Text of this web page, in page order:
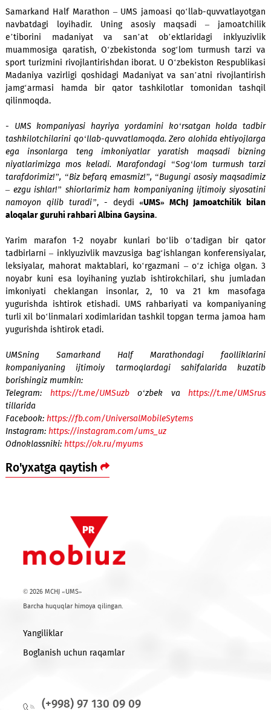
saytlariga bepul kirish imkoniyati paydo bo‘ldi. UMS Khan
O‘zbek ta’lim platformasining yirik hamkorlaridan biridir.
tashqari, ijtimoiy himoyaga muhtoj insonlar va faxriylar
tariflar amal qilmoqda.
Samarkand Half Marathon – UMS jamoasi qo‘llab-
navbatdagi loyihadir. Uning asosiy maqsadi –
muammosiga qaratish, O‘zbekistonda sog‘lom turmush
sport turizmini rivojlantirishdan iborat. U O‘zbekiston
Madaniya vazirligi qoshidagi Madaniyat va san’atni
jamg‘armasi hamda bir qator tashkilotlar tomonidan
qilinmoqda.
- UMS kompaniyasi hayriya yordamini ko‘rsatgan holda
ega insonlarga teng imkoniyatlar yaratish maqsadi
niyatlarimizga mos keladi. Marafondagi “Sog‘lom
tarafdorimiz!”, “Biz befarq emasmiz!”, “Bugungi asosiy
– ezgu ishlar!” shiorlarimiz ham kompaniyaning ijtimoiy
namoyon qilib turadi”, - deydi
«UMS» MChJ
aloqalar guruhi rahbari Albina Gaysina.
tadbirlarni – inklyuzivlik mavzusiga bag‘ishlangan
leksiyalar, mahorat maktablari, ko‘rgazmani – o‘z ichiga
noyabr kuni esa loyihaning yuzlab ishtirokchilari, shu
imkoniyati cheklangan insonlar, 2, 10 va 21 km
yugurishda ishtirok etishadi. UMS rahbariyati va
turli xil bo‘linmalari xodimlaridan tashkil topgan terma
yugurishda ishtirok etadi.
UMSning Samarkand Half Marathondagi
kompaniyaning ijtimoiy tarmoqlardagi sahifalarida
https://fb.com/UniversalMobileSytems
Instagram:https://instagram.com/ums_uz
Odnoklassniki:https://ok.ru/myums
Ro'yxatga qaytish